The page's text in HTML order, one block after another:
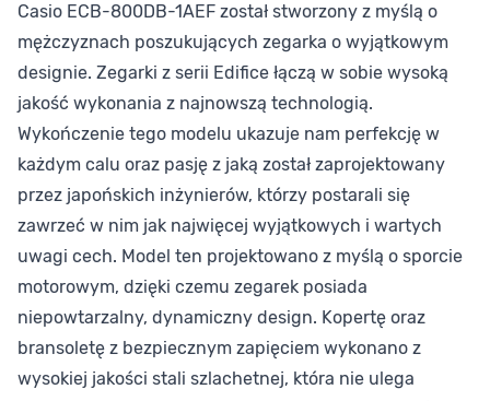
Casio ECB-800DB-1AEF został stworzony z myślą o
mężczyznach poszukujących zegarka o wyjątkowym
designie. Zegarki z serii Edifice łączą w sobie wysoką
jakość wykonania z najnowszą technologią.
Wykończenie tego modelu ukazuje nam perfekcję w
każdym calu oraz pasję z jaką został zaprojektowany
przez japońskich inżynierów, którzy postarali się
zawrzeć w nim jak najwięcej wyjątkowych i wartych
uwagi cech. Model ten projektowano z myślą o sporcie
motorowym, dzięki czemu zegarek posiada
niepowtarzalny, dynamiczny design. Kopertę oraz
bransoletę z bezpiecznym zapięciem wykonano z
wysokiej jakości stali szlachetnej, która nie ulega